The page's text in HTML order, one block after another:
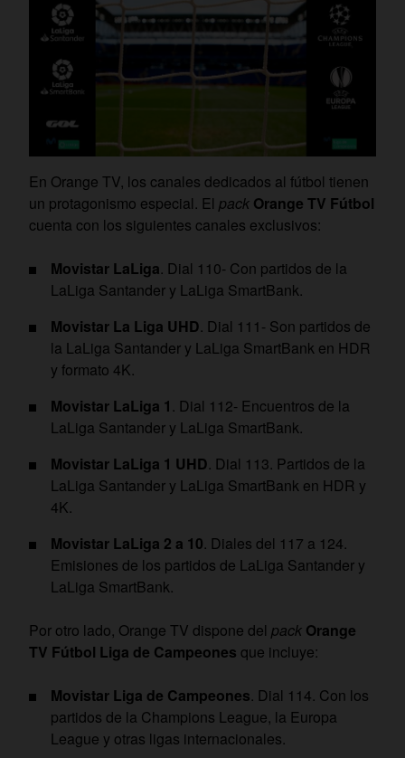
En Orange TV, los canales dedicados al fútbol tienen
un protagonismo especial. El pack Orange TV Fútbol
cuenta con los siguientes canales exclusivos:
Movistar LaLiga. Dial 110- Con partidos de la
LaLiga Santander y LaLiga SmartBank.
Movistar La Liga UHD. Dial 111- Son partidos de
la LaLiga Santander y LaLiga SmartBank en HDR
y formato 4K.
Movistar LaLiga 1 . Dial 112- Encuentros de la
LaLiga Santander y LaLiga SmartBank.
Movistar LaLiga 1 UHD. Dial 113. Partidos de la
LaLiga Santander y LaLiga SmartBank en HDR y
4K.
Movistar LaLiga 2 a 10. Diales del 117 a 124.
Emisiones de los partidos de LaLiga Santander y
LaLiga SmartBank.
Por otro lado, Orange TV dispone del pack Orange
TV Fútbol Liga de Campeones que incluye:
Movistar Liga de Campeones. Dial 114. Con los
partidos de la Champions League, la Europa
League y otras ligas internacionales.